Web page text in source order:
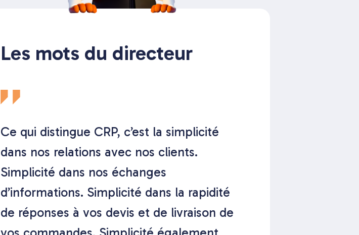
Les mots du directeur
Ce qui distingue CRP, c’est la simplicité
dans nos relations avec nos clients.
Simplicité dans nos échanges
d’informations. Simplicité dans la rapidité
de réponses à vos devis et de livraison de